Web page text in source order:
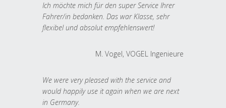
Ich möchte mich für den super Service Ihrer
Fahrer/in bedanken. Das war Klasse, sehr
flexibel und absolut empfehlenswert!
M. Vogel, VOGEL Ingenieure
We were very pleased with the service and
would happily use it again when we are next
in Germany.